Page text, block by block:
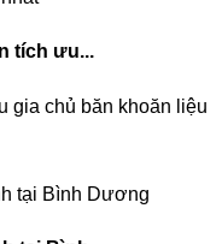
tích ưu...
gia chủ băn khoăn liệu